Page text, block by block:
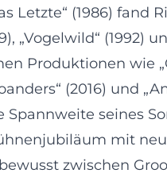
Letzte“ (1986) fand
„Vogelwild“
Produktionen wie
(2016) und
seines
mit
zwischen